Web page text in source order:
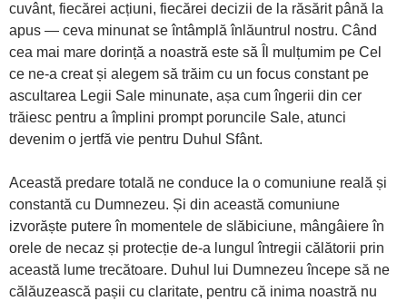
cuvânt, fiecărei acțiuni, fiecărei decizii de la răsărit până la
apus — ceva minunat se întâmplă înlăuntrul nostru. Când
cea mai mare dorință a noastră este să Îl mulțumim pe Cel
ce ne-a creat și alegem să trăim cu un focus constant pe
ascultarea Legii Sale minunate, așa cum îngerii din cer
trăiesc pentru a împlini prompt poruncile Sale, atunci
devenim o jertfă vie pentru Duhul Sfânt.
Această predare totală ne conduce la o comuniune reală și
constantă cu Dumnezeu. Și din această comuniune
izvorăște putere în momentele de slăbiciune, mângâiere în
orele de necaz și protecție de-a lungul întregii călătorii prin
această lume trecătoare. Duhul lui Dumnezeu începe să ne
călăuzească pașii cu claritate, pentru că inima noastră nu